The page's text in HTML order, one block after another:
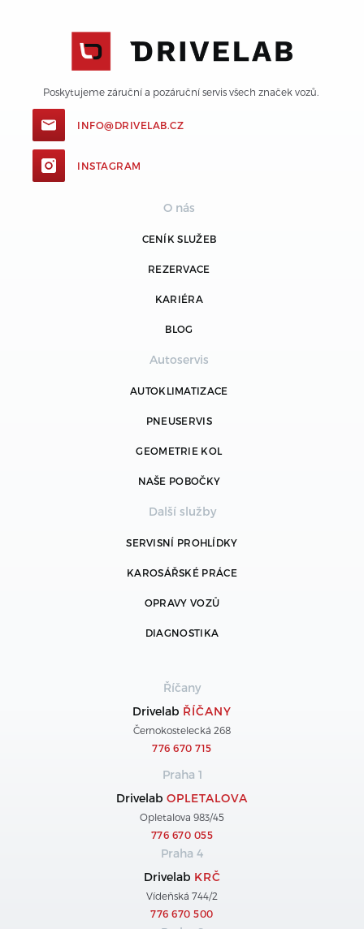
Poskytujeme záruční a pozáruční servis všech značek vozů.
INFO@DRIVELAB.CZ
INSTAGRAM
O nás
CENÍK SLUŽEB
REZERVACE
KARIÉRA
BLOG
Autoservis
AUTOKLIMATIZACE
PNEUSERVIS
GEOMETRIE KOL
NAŠE POBOČKY
Další služby
SERVISNÍ PROHLÍDKY
KAROSÁŘSKÉ PRÁCE
OPRAVY VOZŮ
DIAGNOSTIKA
Říčany
Drivelab ŘÍČANY
Černokostelecká 268
776 670 715
Praha 1
Drivelab OPLETALOVA
Opletalova 983/45
776 670 055
Praha 4
Drivelab KRČ
Vídeňská 744/2
776 670 500